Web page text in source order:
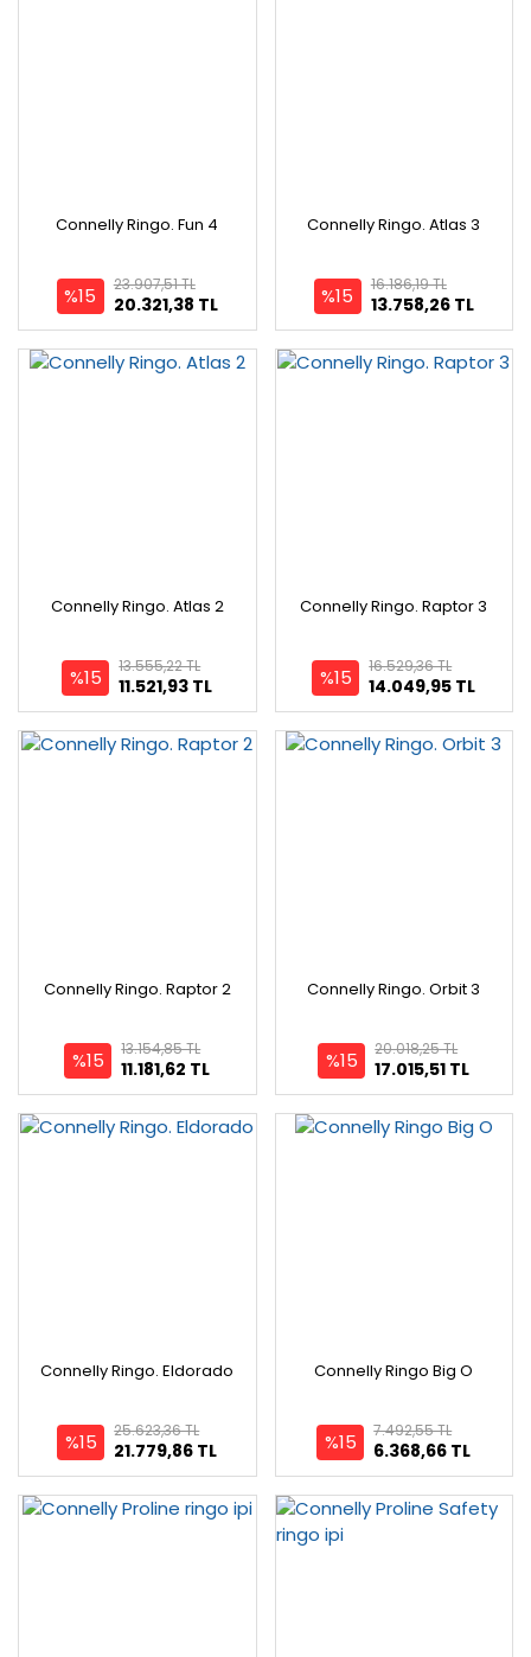
Connelly Ringo. Fun 4
%15 20.321,38 TL
23.907,51 TL
Connelly Ringo. Atlas 3
%15 13.758,26 TL
16.186,19 TL
Connelly Ringo. Atlas 2
%15 11.521,93 TL
13.555,22 TL
Connelly Ringo. Raptor 3
%15 14.049,95 TL
16.529,36 TL
Connelly Ringo. Raptor 2
%15 11.181,62 TL
13.154,85 TL
Connelly Ringo. Orbit 3
%15 17.015,51 TL
20.018,25 TL
Connelly Ringo. Eldorado
%15 21.779,86 TL
25.623,36 TL
Connelly Ringo Big O
%15 6.368,66 TL
7.492,55 TL